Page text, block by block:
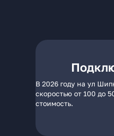
В 2026 году на ул
скоростью от 100 до
стоимость.